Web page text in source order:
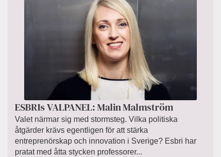
ESBRIs VALPANEL: Malin Malmström
Valet närmar sig med stormsteg. Vilka politiska
åtgärder krävs egentligen för att stärka
entreprenörskap och innovation i Sverige? Esbri har
pratat med åtta stycken professorer...